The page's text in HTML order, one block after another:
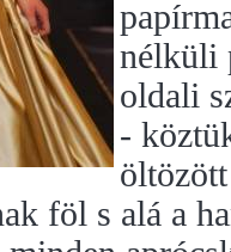
nélküli
oldali
-
föl s alá a